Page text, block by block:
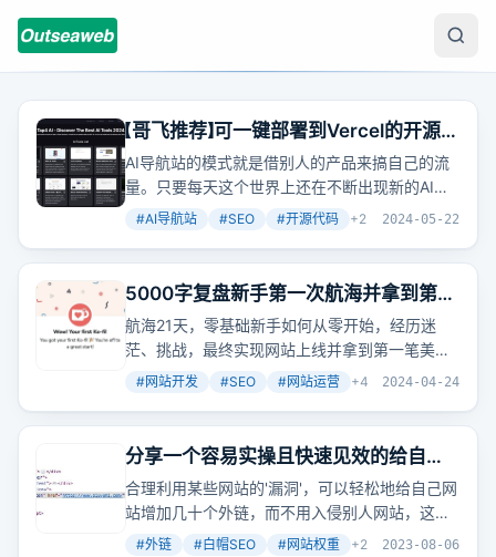
【哥飞推荐】可一键部署到Vercel的开源AI
导航网站
AI导航站的模式就是借别人的产品来搞自己的流
量。只要每天这个世界上还在不断出现新的AI产
品，那么AI导航站就还有机会。
#AI导航站 #SEO #开源代码 +2 2024-05-22
5000字复盘新手第一次航海并拿到第一
笔美金的详细过程
航海21天，零基础新手如何从零开始，经历迷
茫、挑战，最终实现网站上线并拿到第一笔美
金。这个过程充满了探索与实践，展示了即使没
互联网上开辟自己的一片天地。
#网站开发 #SEO #网站运营 +4 2024-04-24
分享一个容易实操且快速见效的给自己
网站增加几十个外链的小技巧
合理利用某些网站的'漏洞'，可以轻松地给自己网
站增加几十个外链，而不用入侵别人网站，这属
于白帽SEO。
#外链 #白帽SEO #网站权重 +2 2023-08-06